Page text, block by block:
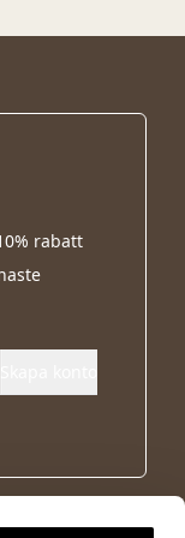
rabatt